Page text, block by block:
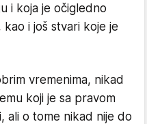
i koja je očigledno
i još stvari koje je
vremenima, nikad
koji je sa pravom
ali o tome nikad nije do